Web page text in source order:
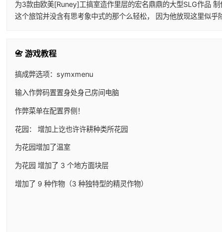
为3款由欧美[Runey]工搞室造作里层的宏名鼎鼎的大型SLG作品
这个旅馆并没含有思考象中式的那个么轻松， 因为他放现这里似
📇 游戏教程
搞成弊选项：symxmenu
输入作弊码置置身处身己房间电脑
作弊菜单在配置界侧！
花园： 增加上讫也许许耕种类所花园
为花园增加了温室
为花园 增加了 3 个地方面块层
增加了 9 种作物（3 种独特型的精灵作物）